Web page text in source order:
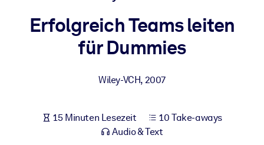
Bauen Sie eine gesunde und resiliente Belegschaft auf.
bessere Lernergebnisse.
Für Unternehmensbibliotheken
Erfolgreich Teams leiten
für Dummies
Wiley-VCH, 2007
15 Minuten Lesezeit
10 Take-aways
Audio & Text